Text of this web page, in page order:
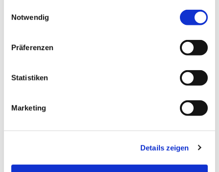
Notwendig
Präferenzen
Statistiken
Marketing
Details zeigen